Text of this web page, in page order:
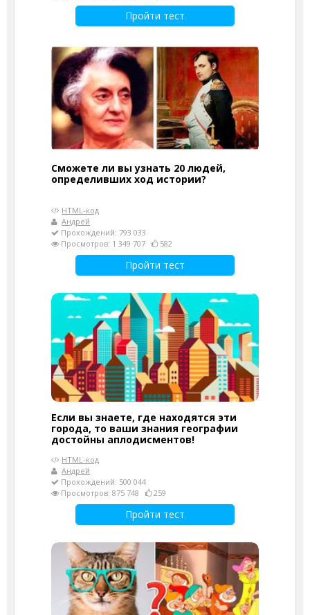
Пройти тест
Сможете ли вы узнать 20 людей,
определивших ход истории?
HTML-код
Андрей
Прохождений: 793 033
Просмотров: 1 349 707
582
Пройти тест
Если вы знаете, где находятся эти
города, то ваши знания географии
достойны аплодисментов!
HTML-код
Андрей
Прохождений: 500 044
Просмотров: 875 748
259
Пройти тест